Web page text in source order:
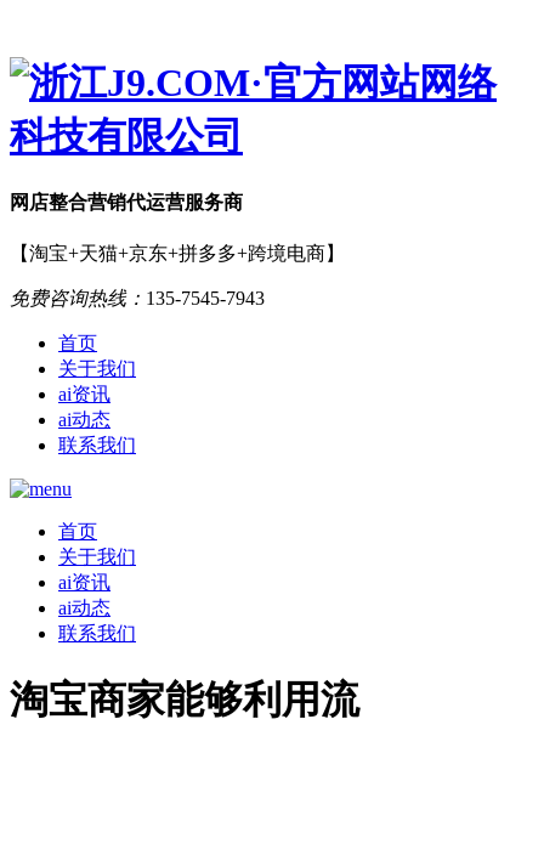
网店整合营销代运营服务商
【淘宝+天猫+京东+拼多多+跨境电商】
免费咨询热线： 135-7545-7943
首页
关于我们
ai资讯
ai动态
联系我们
首页
关于我们
ai资讯
ai动态
联系我们
淘宝商家能够利用流